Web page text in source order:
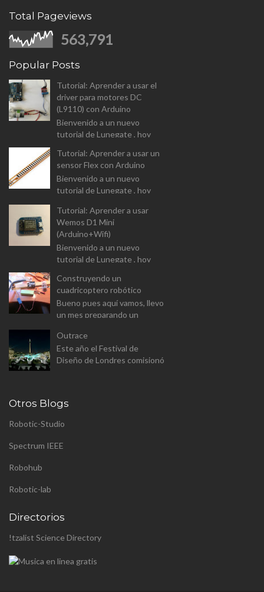
Total Pageviews
563,791
Popular Posts
Tutorial: Aprender a usar el
driver para motores DC
(L9110) con Arduino
Bienvenido a un nuevo
tutorial de Lunegate , hoy
controlar motores DC (L9110
Dual-Chanel H-Bridge). I...
Tutorial: Aprender a usar un
sensor Flex con Arduino
Bienvenido a un nuevo
tutorial de Lunegate , hoy
componente un tanto
diferente, y que las
aplicaciones estarán...
Tutorial: Aprender a usar
Wemos D1 Mini
(Arduino+Wifi)
Bienvenido a un nuevo
tutorial de Lunegate , hoy
Arduino equipado con un
modulo Wifi. El Wemos D1
Mini v...
Construyendo un
cuadricoptero robótico
Bueno pues aquí vamos, llevo
un mes preparando un
(aunque a este paso sera
proyecto personal). Se trata
de constr...
Outrace
Este año el Festival de
Diseño de Londres comisionó
pública p...
Otros Blogs
Robotic-Studio
Spectrum IEEE
Robohub
Robotic-lab
Directorios
!tzalist Science Directory